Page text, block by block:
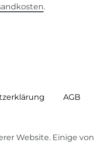
.
AGB
Website. Einige von